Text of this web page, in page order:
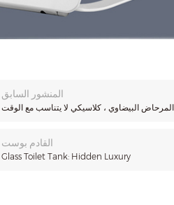
المنشور السابق
البيضاوي ، كلاسيكي لا يتناسب مع الوقت
القادم بوست
Glass Toilet Tank: Hidden Luxury